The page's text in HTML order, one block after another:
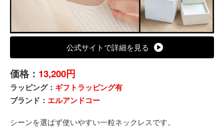
公式サイトで詳細を見る
価格： 13,200円
ラッピング： ギフトラッピング有
ブランド： エルアンドコー
シーンを選ばず使いやすい一粒ネックレスです。